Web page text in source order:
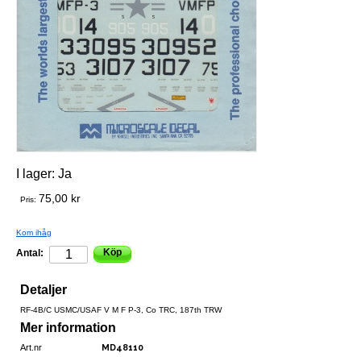
I lager: Ja
Pris: 75,00 kr
Kom ihåg
Antal: Köp
Detaljer
RF-4B/C USMC/USAF V M F P-3, Co TRC, 187th TRW
Mer information
Art.nr MD48110